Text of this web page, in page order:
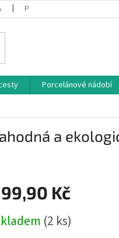
PODMÍNKY OCHRANY
Porcelánové nádobí
a
Kč
(2 ks)